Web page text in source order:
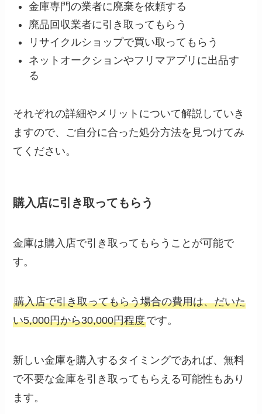
金庫専門の業者に廃棄を依頼する
廃品回収業者に引き取ってもらう
リサイクルショップで買い取ってもらう
ネットオークションやフリマアプリに出品す
る
それぞれの詳細やメリットについて解説していき
ますので、ご自分に合った処分方法を見つけてみ
てください。
購入店に引き取ってもらう
金庫は購入店で引き取ってもらうことが可能で
す。
購入店で引き取ってもらう場合の費用は、だいた
い5,000円から30,000円程度です。
新しい金庫を購入するタイミングであれば、無料
で不要な金庫を引き取ってもらえる可能性もあり
ます。